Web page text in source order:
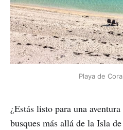
Playa de
¿Estás listo para una
busques más allá de la Isla